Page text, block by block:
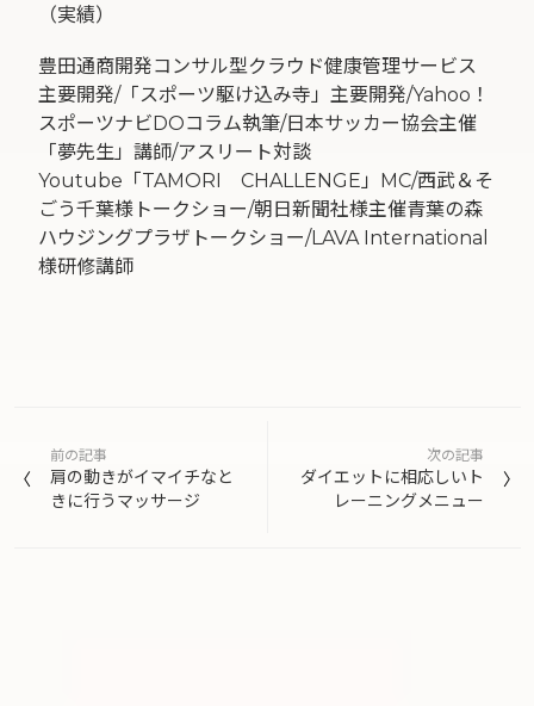
（実績）
豊田通商開発コンサル型クラウド健康管理サービス
主要開発/「スポーツ駆け込み寺」主要開発/Yahoo！
スポーツナビDOコラム執筆/日本サッカー協会主催
「夢先生」講師/アスリート対談
Youtube「TAMORI CHALLENGE」MC/西武＆そ
ごう千葉様トークショー/朝日新聞社様主催青葉の森
ハウジングプラザトークショー/LAVA International
様研修講師
稿
前の記事
肩の動きがイマイチなと
きに行うマッサージ
次の記事
ダイエットに相応しいト
レーニングメニュー